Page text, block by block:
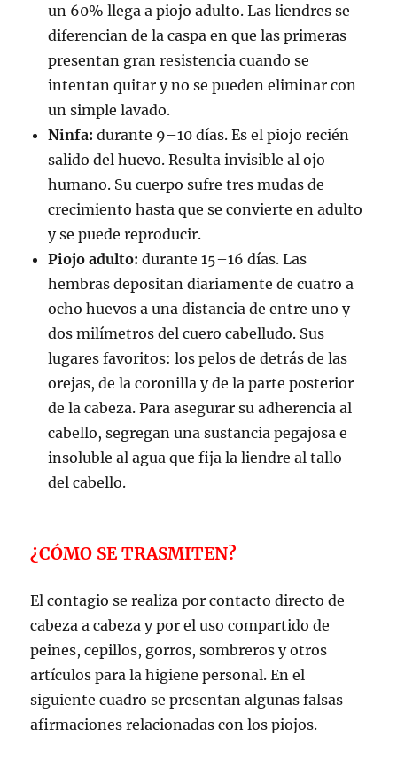
un 60% llega a piojo adulto. Las liendres se
diferencian de la caspa en que las primeras
presentan gran resistencia cuando se
intentan quitar y no se pueden eliminar con
un simple lavado.
Ninfa: durante 9–10 días. Es el piojo recién
salido del huevo. Resulta invisible al ojo
humano. Su cuerpo sufre tres mudas de
crecimiento hasta que se convierte en adulto
y se puede reproducir.
Piojo adulto: durante 15–16 días. Las
hembras depositan diariamente de cuatro a
ocho huevos a una distancia de entre uno y
dos milímetros del cuero cabelludo. Sus
lugares favoritos: los pelos de detrás de las
orejas, de la coronilla y de la parte posterior
de la cabeza. Para asegurar su adherencia al
cabello, segregan una sustancia pegajosa e
insoluble al agua que fija la liendre al tallo
del cabello.
¿CÓMO SE TRASMITEN?
El contagio se realiza por contacto directo de
cabeza a cabeza y por el uso compartido de
peines, cepillos, gorros, sombreros y otros
artículos para la higiene personal. En el
siguiente cuadro se presentan algunas falsas
afirmaciones relacionadas con los piojos.